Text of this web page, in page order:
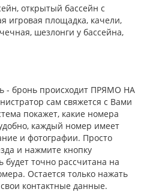
открытый бассейн с
игровая площадка, качели,
шезлонги у бассейна,
- бронь происходит ПРЯМО НА
сам свяжется с Вами
покажет, какие номера
каждый номер имеет
и фотографии. Просто
и нажмите кнопку
будет точно рассчитана на
Остается только нажать
контактные данные.